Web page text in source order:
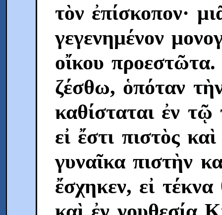
τὸν ἐπίσκοπον·
γεγενημένον
οἴκου
ζέσθω, ὁπόταν
καθίσταται ἐν
εἰ ἔστι πιστὸς
γυναῖκα πιστὴν
ἔσχηκεν, εἰ